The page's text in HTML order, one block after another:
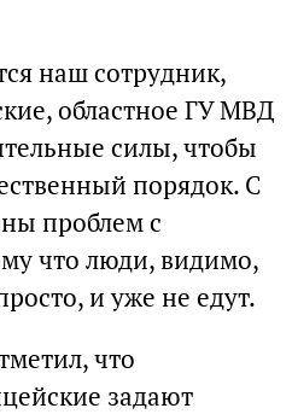
наш сотрудник,
областное ГУ МВД
силы, чтобы
порядок. С
проблем с
что люди, видимо,
и уже не едут.
что
задают